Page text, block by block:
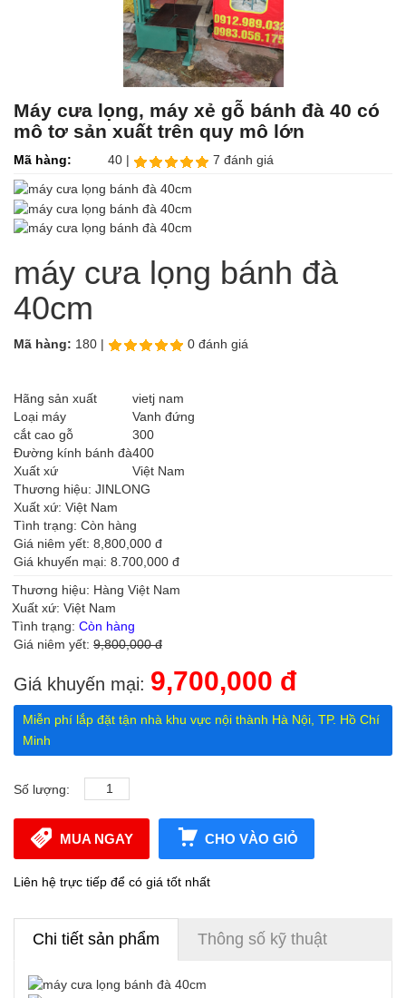
Máy cưa lọng, máy xẻ gỗ bánh đà 40 có
mô tơ sản xuất trên quy mô lớn
Mã hàng: 40 | 7 đánh giá
máy cưa lọng bánh đà
40cm
Mã hàng: 180 | 0 đánh giá
Hãng sản xuất
vietj nam
Loại máy
Vanh đứng
cắt cao gỗ
300
Đường kính bánh đà400
Xuất xứ
Việt Nam
Thương hiệu: JINLONG
Xuất xứ: Việt Nam
Tình trạng: Còn hàng
Giá niêm yết: 8,800,000 đ
Giá khuyến mại: 8.700,000 đ
Thương hiệu: Hàng Việt Nam
Xuất xứ: Việt Nam
Tình trạng: Còn hàng
Giá niêm yết: 9,800,000 đ
Giá khuyến mại: 9,700,000 đ
Miễn phí lắp đặt tận nhà khu vực nội thành Hà Nội, TP. Hồ Chí
Minh
Số lượng:
MUA NGAY CHO VÀO GIỎ
Liên hệ trực tiếp để có giá tốt nhất
Chi tiết sản phẩm Thông số kỹ thuật